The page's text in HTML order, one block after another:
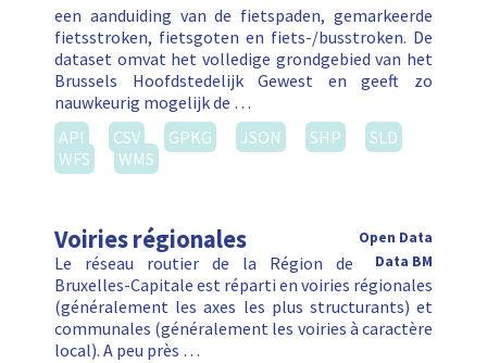
een aanduiding van de fietspaden, gemarkeerde
fietsstroken, fietsgoten en fiets-/busstroken. De
dataset omvat het volledige grondgebied van het
Brussels Hoofdstedelijk Gewest en geeft zo
nauwkeurig mogelijk de …
API
CSV GPKG JSON SHP
SLD
WFS
WMS
Voiries régionales
Open Data
Data BM
Le réseau routier de la Région de
Bruxelles-Capitale est réparti en voiries régionales
(généralement les axes les plus structurants) et
communales (généralement les voiries à caractère
local). A peu près …